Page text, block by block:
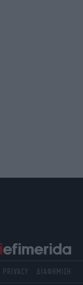
PRIVACY ΔΙΑΦΗΜΙΣΗ